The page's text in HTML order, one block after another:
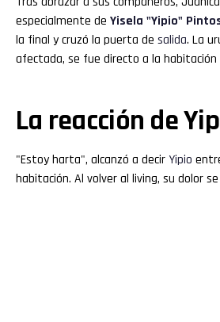
especialmente de Yisela "Yipio"
la final y cruzó la puerta de salida. La
afectada, se fue directo a la habitación
La reacción de
"Estoy harta", alcanzó a decir Yipio
habitación. Al volver al living, su dolor